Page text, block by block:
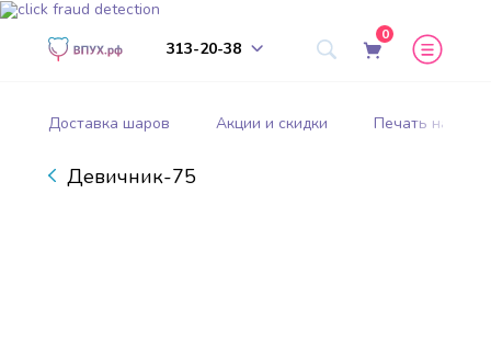
313-20-38
0
Доставка шаров Акции и скидки Печать на
Девичник-75